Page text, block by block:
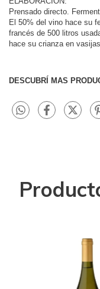
Prensado directo.
El 50% del vino hace su
francés de 500 litros
hace su crianza en
DESCUBRÍ MAS